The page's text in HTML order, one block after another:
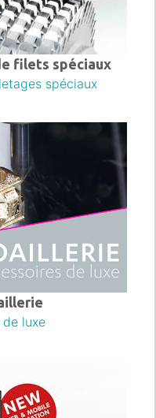
filets spéciaux
spéciaux
luxe